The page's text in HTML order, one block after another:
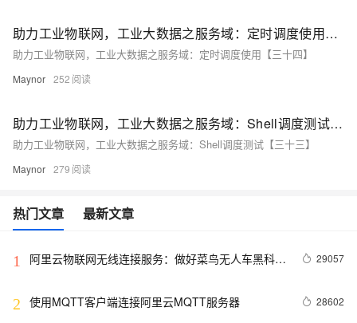
助力工业物联网，工业大数据之服务域：定时调度使用【三十四】
助力工业物联网，工业大数据之服务域：定时调度使用【三十四】
Maynor 252
助力工业物联网，工业大数据之服务域：Shell调度测试【三十三】
助力工业物联网，工业大数据之服务域：Shell调度测试【三十三】
Maynor 279
热门文章 最新文章
1
阿里云物联网无线连接服务：做好菜鸟无人车黑科技
29057
2 使用MQTT客户端连接阿里云MQTT服务器 28602